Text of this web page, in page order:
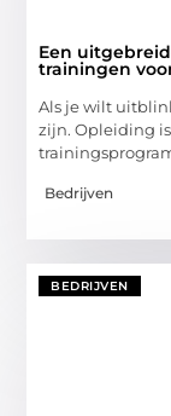
Een
trainingen
Als je wilt
zijn. Opleiding
Bedrijven
BEDRIJVEN